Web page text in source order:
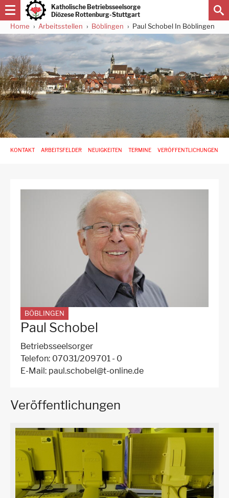
Direkt
zum
Inhalt
Katholische Betriebsseelsorge
Diözese Rottenburg-Stuttgart
Pfadnavigation
Home Arbeitsstellen Böblingen Paul Schobel In Böblingen
Hauptnavigation
KONTAKT ARBEITSFELDER NEUIGKEITEN TERMINE VERÖFFENTLICHUNGEN
BÖBLINGEN
Paul Schobel
Betriebsseelsorger
Telefon 07031/209701 - 0
E-Mail paul.schobel@t-online.de
Veröffentlichungen